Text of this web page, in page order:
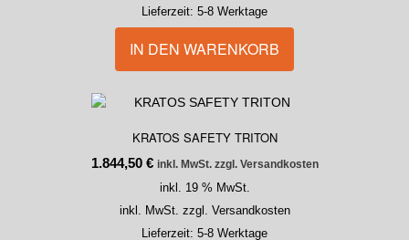
Lieferzeit: 5-8 Werktage
IN DEN WARENKORB
KRATOS SAFETY TRITON
1.844,50 € inkl. MwSt. zzgl. Versandkosten
inkl. 19 % MwSt.
inkl. MwSt. zzgl. Versandkosten
Lieferzeit: 5-8 Werktage